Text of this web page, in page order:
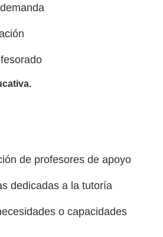
de profesores de apoyo
dedicadas a la tutoría
o capacidades